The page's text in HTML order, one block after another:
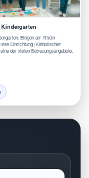
Bingen am Rhein -
Einrichtung (Katholischer
der vielen Betreuungsangebote,